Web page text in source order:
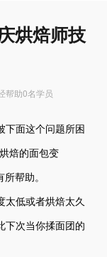
烘焙师技
帮助0名学员
下面这个问题所困
焙的面包变
帮助。
太低或者烘焙太久
下次当你揉面团的